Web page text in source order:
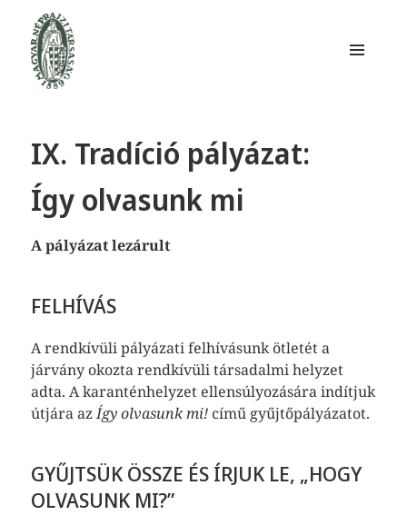
IX. Tradíció pályázat:
Így olvasunk mi
A pályázat lezárult
FELHÍVÁS
A rendkívüli pályázati felhívásunk ötletét a
járvány okozta rendkívüli társadalmi helyzet
adta. A karanténhelyzet ellensúlyozására indítjuk
útjára azÍgy olvasunk mi! című gyűjtőpályázatot.
GYŰJTSÜK ÖSSZE ÉS ÍRJUK LE, „HOGY
OLVASUNK MI?”